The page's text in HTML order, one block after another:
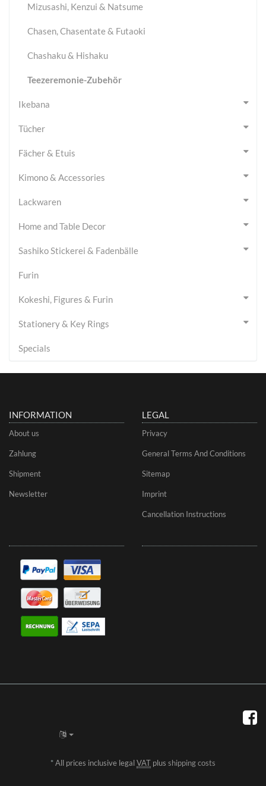
Mizusashi, Kenzui & Natsume
Chasen, Chasentate & Futaoki
Chashaku & Hishaku
Teezeremonie-Zubehör
Ikebana
Tücher
Fächer & Etuis
Kimono & Accessories
Lackwaren
Home and Table Decor
Sashiko Stickerei & Fadenbälle
Furin
Kokeshi, Figures & Furin
Stationery & Key Rings
Specials
INFORMATION
About us
Zahlung
Shipment
Newsletter
LEGAL
Privacy
General Terms And Conditions
Sitemap
Imprint
Cancellation Instructions
*All prices inclusive legalVAT plus shipping costs